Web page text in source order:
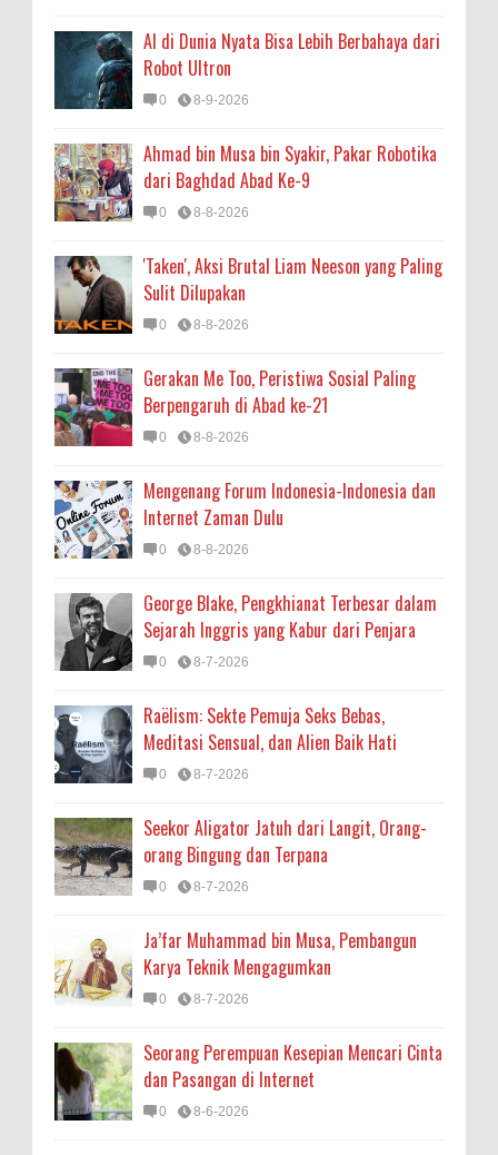
AI di Dunia Nyata Bisa Lebih Berbahaya dari
Robot Ultron
0 8-9-2026
Ahmad bin Musa bin Syakir, Pakar Robotika
dari Baghdad Abad Ke-9
0 8-8-2026
'Taken', Aksi Brutal Liam Neeson yang Paling
Sulit Dilupakan
0 8-8-2026
Gerakan Me Too, Peristiwa Sosial Paling
Berpengaruh di Abad ke-21
0 8-8-2026
Mengenang Forum Indonesia-Indonesia dan
Internet Zaman Dulu
0 8-8-2026
George Blake, Pengkhianat Terbesar dalam
Sejarah Inggris yang Kabur dari Penjara
0 8-7-2026
Raëlism: Sekte Pemuja Seks Bebas,
Meditasi Sensual, dan Alien Baik Hati
0 8-7-2026
Seekor Aligator Jatuh dari Langit, Orang-
orang Bingung dan Terpana
0 8-7-2026
Ja’far Muhammad bin Musa, Pembangun
Karya Teknik Mengagumkan
0 8-7-2026
Seorang Perempuan Kesepian Mencari Cinta
dan Pasangan di Internet
0 8-6-2026